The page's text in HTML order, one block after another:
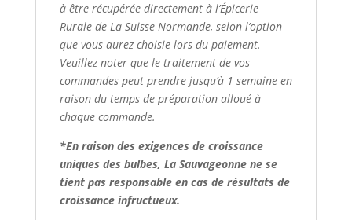
à être récupérée directement à l’Épicerie
Rurale de La Suisse Normande, selon l’option
que vous aurez choisie lors du paiement.
Veuillez noter que le traitement de vos
commandes peut prendre jusqu’à 1 semaine en
raison du temps de préparation alloué à
chaque commande.
*En raison des exigences de croissance
uniques des bulbes, La Sauvageonne ne se
tient pas responsable en cas de résultats de
croissance infructueux.